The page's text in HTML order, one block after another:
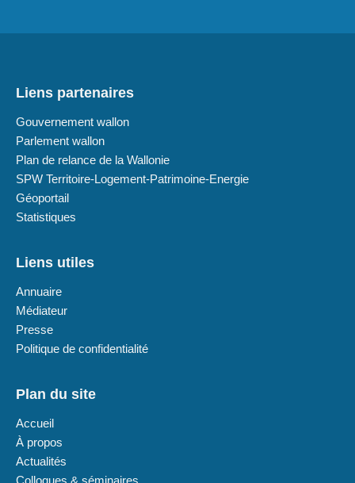
Liens partenaires
Gouvernement wallon
Parlement wallon
Plan de relance de la Wallonie
SPW Territoire-Logement-Patrimoine-Energie
Géoportail
Statistiques
Liens utiles
Annuaire
Médiateur
Presse
Politique de confidentialité
Plan du site
Accueil
À propos
Actualités
Colloques & séminaires